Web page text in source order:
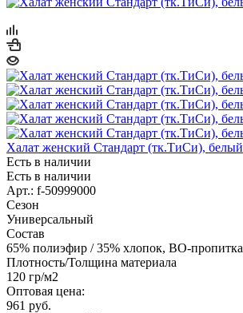
Халат женский Стандарт (тк.ТиСи), белый
Есть в наличии
Есть в наличии
Арт.: f-50999000
Сезон
Универсальный
Состав
65% полиэфир / 35% хлопок, ВО-пропитка
Плотность/Толщина материала
120 гр/м2
Оптовая цена:
961 руб.